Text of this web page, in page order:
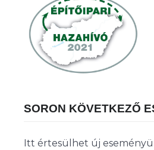
SORON KÖVETKEZŐ
Itt értesülhet új